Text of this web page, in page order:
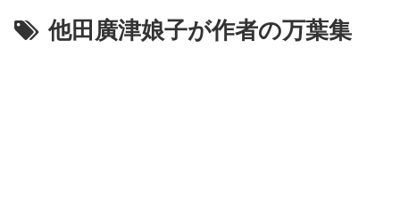
他田廣津娘子が作者の万葉集